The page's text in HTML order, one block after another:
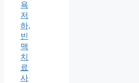
욕
저
하,
빈
맥
치
료
사